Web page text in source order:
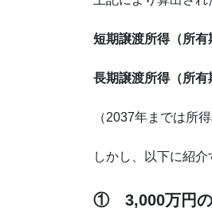
短期譲渡所得（所
長期譲渡所得（所
（2037年までは所
しかし、以下に紹
① 3,000万円の